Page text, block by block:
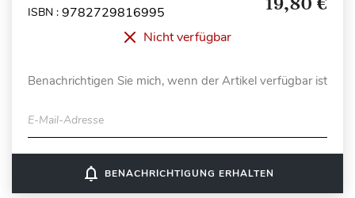
ISBN : 9782729816995
Nicht verfügbar
Benachrichtigen Sie mich, wenn der Artikel verfügbar ist
E-Mail-Adresse
notifications_none BENACHRICHTIGUNG ERHALTEN